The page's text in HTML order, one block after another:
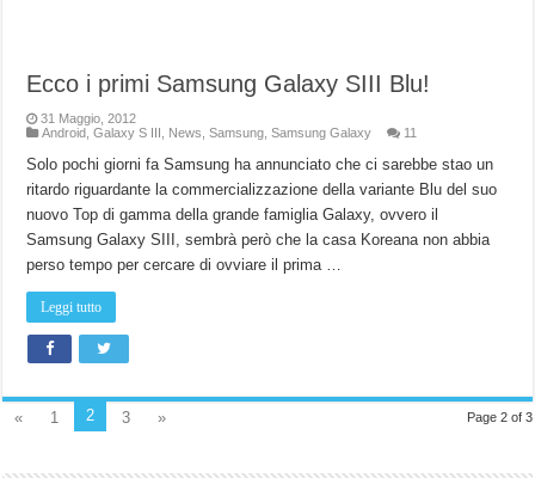
Ecco i primi Samsung Galaxy SIII Blu!
31 Maggio, 2012
Android ,Galaxy S III News ,Samsung ,Samsung Galaxy 11
Solo pochi giorni fa Samsung ha annunciato che ci sarebbe stao un
ritardo riguardante la commercializzazione della variante Blu del suo
nuovo Top di gamma della grande famiglia Galaxy, ovvero il
Samsung Galaxy SIII, sembrà però che la casa Koreana non abbia
perso tempo per cercare di ovviare il prima …
Leggi tutto
Page 2 of 3
« 1 2 3 »